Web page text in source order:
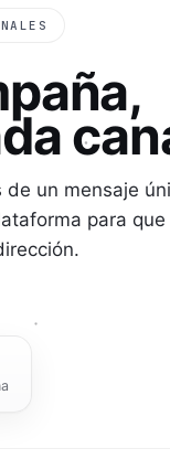
un mensaje
para